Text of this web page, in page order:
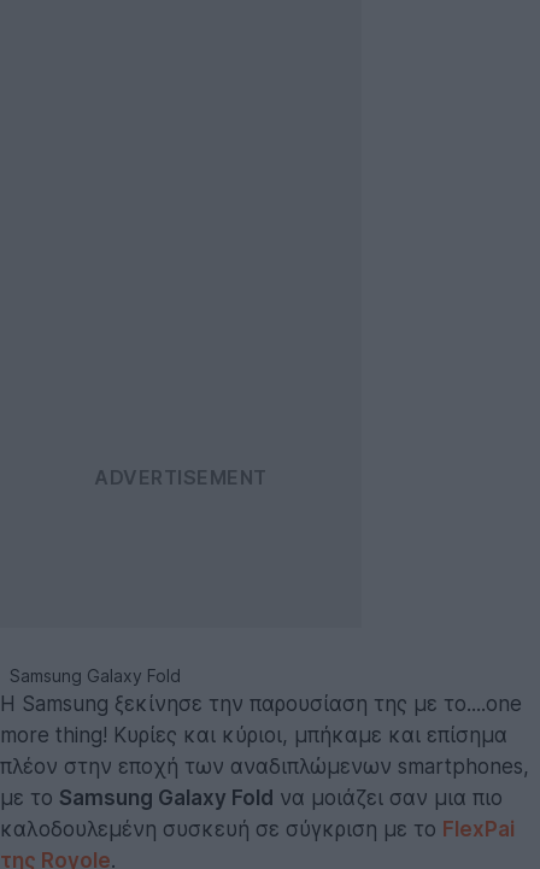
Samsung Galaxy Fold
Η Samsung ξεκίνησε την παρουσίαση της με το....one
more thing! Κυρίες και κύριοι, μπήκαμε και επίσημα
πλέον στην εποχή των αναδιπλώμενων smartphones,
με το Samsung Galaxy Fold να μοιάζει σαν μια πιο
καλοδουλεμένη συσκευή σε σύγκριση με το FlexPai
της Royole.